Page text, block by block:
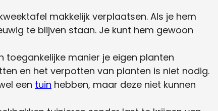
makkelijk verplaatsen. Als je hem
te blijven staan. Je kunt hem gewoon
toegankelijke manier je eigen planten
en het verpotten van planten is niet nodig.
een tuin hebben, maar deze niet kunnen